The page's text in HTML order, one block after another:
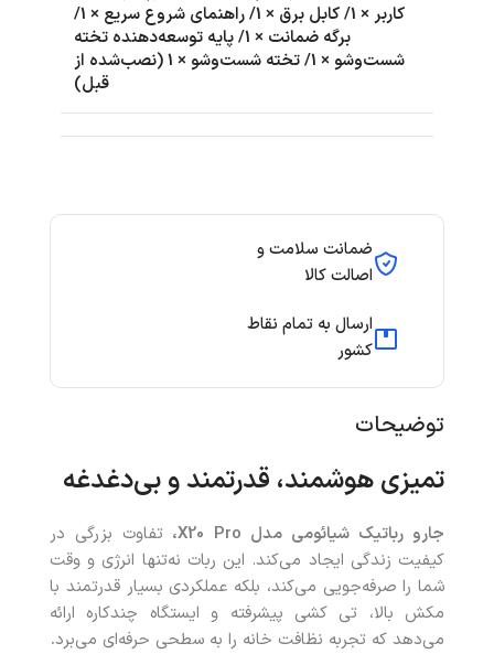
ضمانت سلامت و
اصالت کالا
ارسال به تمام نقاط
کشور
توضیحات
تمیزی هوشمند، قدرتمند و بی‌دغدغه
جارو رباتیک شیائومی مدل ، تفاوت بزرگی در
کیفیت زندگی ایجاد می‌کند. این ربات نه‌تنها انرژی و وقت
شما را صرفه‌جویی می‌کند، بلکه عملکردی بسیار قدرتمند با
مکش بالا، تی کشی پیشرفته و ایستگاه چندکاره ارائه
می‌دهد که تجربه نظافت خانه را به سطحی حرفه‌ای می‌برد.
کاربر × 1/ کابل برق × 1/ راهنمای شروع سریع × 1/
برگه ضمانت × 1/ پایه توسعه‌دهنده تخته
شست‌وشو × 1/ تخته شست‌وشو × 1 (نصب‌شده از
قبل)